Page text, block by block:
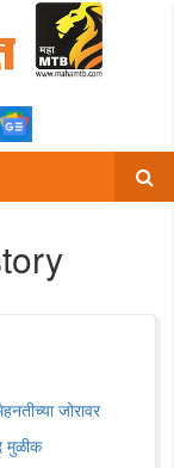
जोरावर
मुळीक